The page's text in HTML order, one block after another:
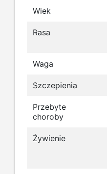
Wiek
Rasa
Waga
Szczepienia
Przebyte
choroby
Żywienie